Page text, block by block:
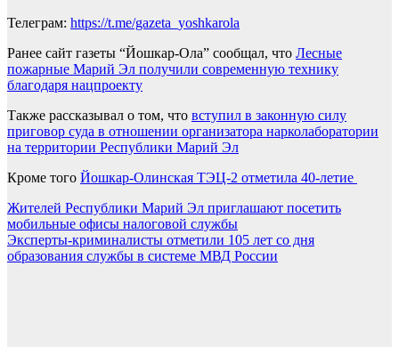
Телеграм: https://t.me/gazeta_yoshkarola
Ранее сайт газеты “Йошкар-Ола” сообщал, что Лесные
пожарные Марий Эл получили современную технику
благодаря нацпроекту
Также рассказывал о том, что вступил в законную силу
приговор суда в отношении организатора нарколаборатории
на территории Республики Марий Эл
Кроме того Йошкар-Олинская ТЭЦ-2 отметила 40-летие
Навигация
по
записям
Жителей Республики Марий Эл приглашают посетить
мобильные офисы налоговой службы
Эксперты-криминалисты отметили 105 лет со дня
образования службы в системе МВД России